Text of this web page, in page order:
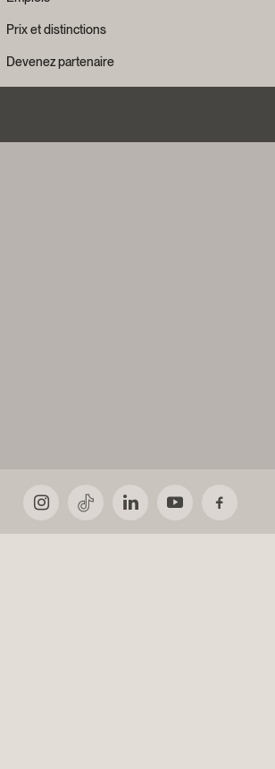
Prix et distinctions
Devenez partenaire